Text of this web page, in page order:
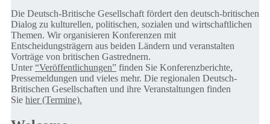
Die Deutsch-Britische Gesellschaft fördert den deutsch-britischen
Dialog zu kulturellen, politischen, sozialen und wirtschaftlichen
Themen. Wir organisieren Konferenzen mit
Entscheidungsträgern aus beiden Ländern und veranstalten
Vorträge von britischen Gastrednern.
Unter“Veröffentlichungen” finden Sie Konferenzberichte,
Pressemeldungen und vieles mehr. Die regionalen Deutsch-
Britischen Gesellschaften und ihre Veranstaltungen finden
Sie hier (Termine).